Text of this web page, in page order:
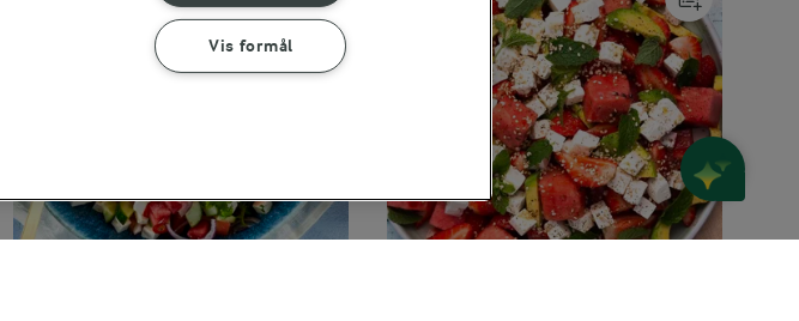
Vis formål